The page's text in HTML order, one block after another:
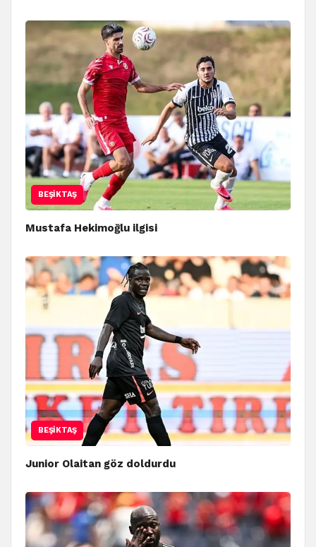
BEŞIKTAŞ
Mustafa Hekimoğlu ilgisi
BEŞIKTAŞ
Junior Olaitan göz doldurdu